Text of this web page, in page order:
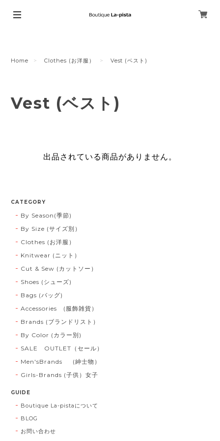
Home Clothes (お洋服） Vest (ベスト)
Vest (ベスト)
出品されている商品がありません。
CATEGORY
By Season(季節)
By Size (サイズ別）
Clothes (お洋服）
Knitwear (ニット）
Cut & Sew (カットソー）
Shoes (シューズ)
Bags (バッグ)
Accessories (服飾雑貨）
Brands (ブランドリスト）
By Color (カラー別)
SALE OUTLET（セール）
Men'sBrands (紳士物）
Girls-Brands (子供）女子
GUIDE
Boutique La-pistaについて
BLOG
お問い合わせ